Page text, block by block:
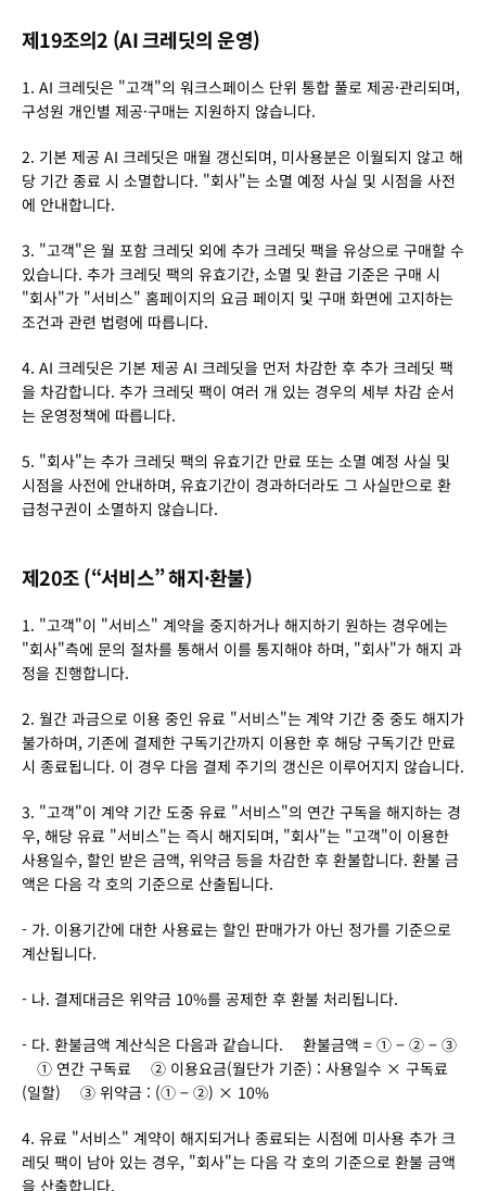
제19조의2 (AI 크레딧의 운영)
1. AI 크레딧은 "고객"의 워크스페이스 단위 통합 풀로 제공·관리되며,
구성원 개인별 제공·구매는 지원하지 않습니다.
2. 기본 제공 AI 크레딧은 매월 갱신되며, 미사용분은 이월되지 않고 해
당 기간 종료 시 소멸합니다. "회사"는 소멸 예정 사실 및 시점을 사전
에 안내합니다.
3. "고객"은 월 포함 크레딧 외에 추가 크레딧 팩을 유상으로 구매할 수
있습니다. 추가 크레딧 팩의 유효기간, 소멸 및 환급 기준은 구매 시
"회사"가 "서비스" 홈페이지의 요금 페이지 및 구매 화면에 고지하는
조건과 관련 법령에 따릅니다.
4. AI 크레딧은 기본 제공 AI 크레딧을 먼저 차감한 후 추가 크레딧 팩
을 차감합니다. 추가 크레딧 팩이 여러 개 있는 경우의 세부 차감 순서
는 운영정책에 따릅니다.
5. "회사"는 추가 크레딧 팩의 유효기간 만료 또는 소멸 예정 사실 및
시점을 사전에 안내하며, 유효기간이 경과하더라도 그 사실만으로 환
급청구권이 소멸하지 않습니다.
제20조 (“서비스” 해지·환불)
1. "고객"이 "서비스" 계약을 중지하거나 해지하기 원하는 경우에는
"회사"측에 문의 절차를 통해서 이를 통지해야 하며, "회사"가 해지 과
정을 진행합니다.
2. 월간 과금으로 이용 중인 유료 "서비스"는 계약 기간 중 중도 해지가
불가하며, 기존에 결제한 구독기간까지 이용한 후 해당 구독기간 만료
시 종료됩니다. 이 경우 다음 결제 주기의 갱신은 이루어지지 않습니다.
3. "고객"이 계약 기간 도중 유료 "서비스"의 연간 구독을 해지하는 경
우, 해당 유료 "서비스"는 즉시 해지되며, "회사"는 "고객"이 이용한
사용일수, 할인 받은 금액, 위약금 등을 차감한 후 환불합니다. 환불 금
액은 다음 각 호의 기준으로 산출됩니다.
- 가. 이용기간에 대한 사용료는 할인 판매가가 아닌 정가를 기준으로
계산됩니다.
- 나. 결제대금은 위약금 10%를 공제한 후 환불 처리됩니다.
- 다. 환불금액 계산식은 다음과 같습니다. 　환불금액 = ① − ② − ③
① 연간 구독료 　② 이용요금(월단가 기준) : 사용일수 × 구독료
(일할) 　③ 위약금 : (① − ②) × 10%
4. 유료 "서비스" 계약이 해지되거나 종료되는 시점에 미사용 추가 크
레딧 팩이 남아 있는 경우, "회사"는 다음 각 호의 기준으로 환불 금액
을 산출합니다.